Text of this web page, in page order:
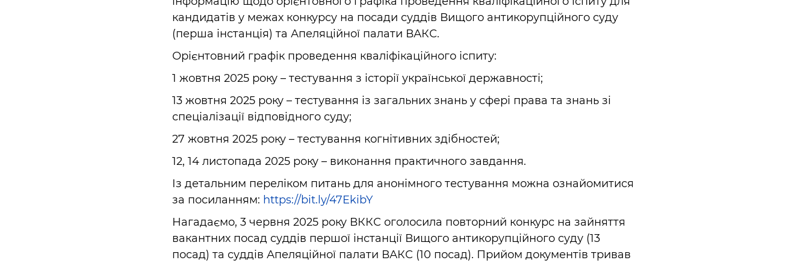
кандидатів у межах конкурсу на посади суддів Вищого антикорупційного суду
(перша інстанція) та Апеляційної палати ВАКС.
Орієнтовний графік проведення кваліфікаційного іспиту:
1 жовтня 2025 року – тестування з історії української державності;
13 жовтня 2025 року – тестування із загальних знань у сфері права та знань зі
спеціалізації відповідного суду;
27 жовтня 2025 року – тестування когнітивних здібностей;
12, 14 листопада 2025 року – виконання практичного завдання.
Із детальним переліком питань для анонімного тестування можна ознайомитися
за посиланням: https://bit.ly/47EkibY
Нагадаємо, 3 червня 2025 року ВККС оголосила повторний конкурс на зайняття
вакантних посад суддів першої інстанції Вищого антикорупційного суду (13
посад) та суддів Апеляційної палати ВАКС (10 посад). Прийом документів тривав